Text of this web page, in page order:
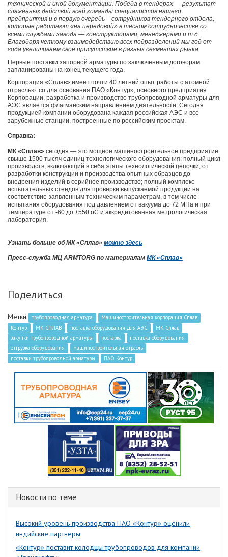
технической и иной документации. Победа в тендерах — результат
слаженных действий всей команды специалистов нашего
предприятия и в первую очередь – сотрудников тендерного отдела,
которые работают «на передовой» в тесном сотрудничестве со
всеми службами завода — конструкторами, менеджерами и т.д.
Благодаря четкому взаимодействию всех подразделений мы год от
года увеличиваем свое присутствие в разных сегментах рынка.
Первые поставки запорной арматуры по заключенным договорам
запланированы на конец текущего года.
Корпорация «Сплав» имеет почти 40 летний опыт работы с атомной
отраслью: со для основания ПАО «Контур», основного предприятия
Корпорации, разработка и производство трубопроводной арматуры для
АЭС является флагманским направлением деятельности. Сегодня
продукцией компании оборудована каждая российская АЭС и все
зарубежные станции, построенные по российским проектам.
Справка:
МК «Сплав» сегодня — это мощное машиностроительное предприятие:
свыше 1500 тысяч единиц технологического оборудования; полный цикл
производств, включающий в себя этапы технологической цепочки, от
разработки конструкции и производства опытных образцов до
внедрения изделий в серийное производство; полный комплекс
испытательных стендов для проверки выпускаемой продукции на
соответствие заявленным техническим параметрам, в том числе-
испытания оборудования под давлением от вакуума до 72 МПа и при
температуре от -60 до +550 оС и аккредитованная метрологическая
лаборатория.
Узнать больше об МК «Сплав» можно здесь
Пресс-служба МЦ ARMTORG по материалам МК «Сплав»
Поделиться
Метки трубопроводная арматура
Машиностроительная корпорация Сплав
Контур
МК СПЛАВ поставка оборудования для АЭС
МК Сплав
закупки трубопроводной арматуры
поставка
поставка оборудования
отгрузка оборудования
машиностроительная отрасль
поставки трубопроводной арматуры
ПАО Контур
Новости по теме
Высокий уровень производства ПАО «Контур» оценили
индийские партнеры
«Контур» поставит колодцы трубопроводов для компании